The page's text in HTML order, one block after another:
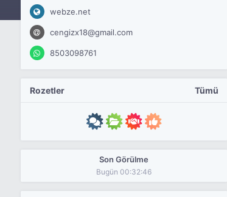
webze.net
cengizx18@gmail.com
8503098761
Rozetler Tümü
Son Görülme
Bugün 00:32:46